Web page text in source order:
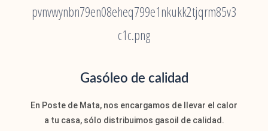
Gasóleo de calidad
En Poste de Mata, nos encargamos de llevar el calor
a tu casa, sólo distribuimos gasoil de calidad.